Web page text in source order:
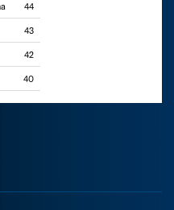
44
43
42
40